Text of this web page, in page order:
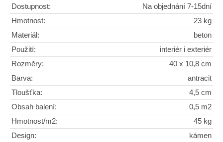
Dostupnost:
Na objednání 7-15dní
Hmotnost:
23 kg
Materiál:
beton
Použití:
interiér i exteriér
Rozměry:
40 x 10,8 cm
Barva:
antracit
Tloušťka:
4,5 cm
Obsah balení:
0,5 m2
Hmotnost/m2:
45 kg
Design:
kámen